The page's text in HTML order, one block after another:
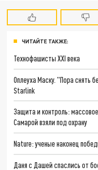
ЧИТАЙТЕ ТАКЖЕ:
Технофашисты XXI века
Оплеуха Маску. "Пора снять
Starlink
Защита и контроль:
Самарой взяли под охрану
Nature: ученые наконец
Даня с Дашей спаслись от